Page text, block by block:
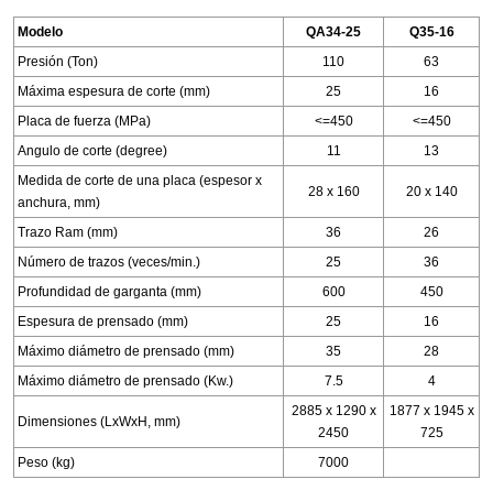
Modelo QA34-25
Q35-16
Presión (Ton)
110
63
Máxima espesura de corte (mm)
25
16
Placa de fuerza (MPa)
<=450
<=450
Angulo de corte (degree)
11
13
Medida de corte de una placa (espesor x
anchura, mm)
28 x 160 20 x 140
Trazo Ram (mm) 36
26
Número de trazos (veces/min.)
25
36
Profundidad de garganta (mm)
600
450
Espesura de prensado (mm)
25
16
Máximo diámetro de prensado (mm)
35
28
Máximo diámetro de prensado (Kw.)
7.5 4
Dimensiones (LxWxH, mm)
2885 x 1290 x
2450
1877 x 1945 x
725
Peso (kg)
7000